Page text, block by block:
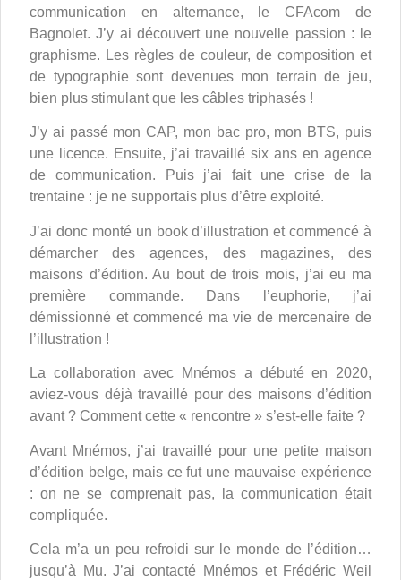
communication en alternance, le CFAcom de
Bagnolet. J’y ai découvert une nouvelle passion : le
graphisme. Les règles de couleur, de composition et
de typographie sont devenues mon terrain de jeu,
bien plus stimulant que les câbles triphasés !
J’y ai passé mon CAP, mon bac pro, mon BTS, puis
une licence. Ensuite, j’ai travaillé six ans en agence
de communication. Puis j’ai fait une crise de la
trentaine : je ne supportais plus d’être exploité.
J’ai donc monté un book d’illustration et commencé à
démarcher des agences, des magazines, des
maisons d’édition. Au bout de trois mois, j’ai eu ma
première commande. Dans l’euphorie, j’ai
démissionné et commencé ma vie de mercenaire de
l’illustration !
La collaboration avec Mnémos a débuté en 2020,
aviez-vous déjà travaillé pour des maisons d’édition
avant ? Comment cette « rencontre » s’est-elle faite ?
Avant Mnémos, j’ai travaillé pour une petite maison
d’édition belge, mais ce fut une mauvaise expérience
: on ne se comprenait pas, la communication était
compliquée.
Cela m’a un peu refroidi sur le monde de l’édition…
jusqu’à Mu. J’ai contacté Mnémos et Frédéric Weil